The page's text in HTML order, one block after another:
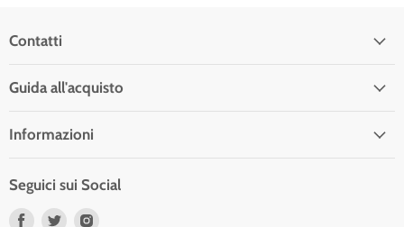
Contatti
Guida all'acquisto
Informazioni
Seguici sui Social
Trovaci
Trovaci